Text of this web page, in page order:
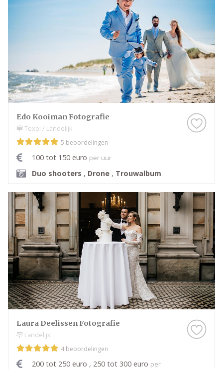
Edo Kooiman Fotografie
Texel / Landelijk
5 beoordelingen
100 tot 150 euro per uur
Duo shooters , Drone , Trouwalbum
Laura Deelissen Fotografie
Landelijk
4 beoordelingen
200 tot 250 euro , 250 tot 300 euro per